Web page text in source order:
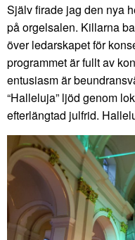
Själv firade jag den nya
på orgelsalen. Killarna
över ledarskapet för
programmet är fullt av
entusiasm är
“Halleluja” ljöd genom
efterlängtad julfrid.